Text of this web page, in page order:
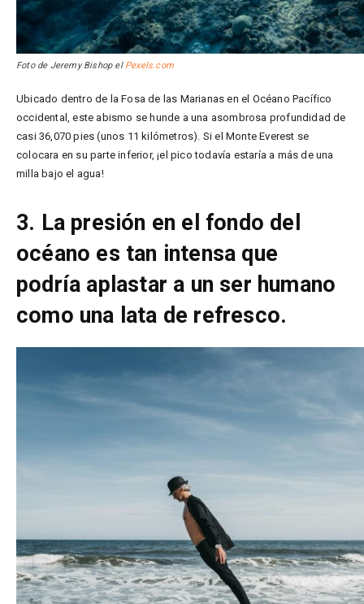
Foto de Jeremy Bishop el Pexels.com
Ubicado dentro de la Fosa de las Marianas en el Océano Pacífico
occidental, este abismo se hunde a una asombrosa profundidad de
casi 36,070 pies (unos 11 kilómetros). Si el Monte Everest se
colocara en su parte inferior, ¡el pico todavía estaría a más de una
milla bajo el agua!
3. La presión en el fondo del
océano es tan intensa que
podría aplastar a un ser humano
como una lata de refresco.